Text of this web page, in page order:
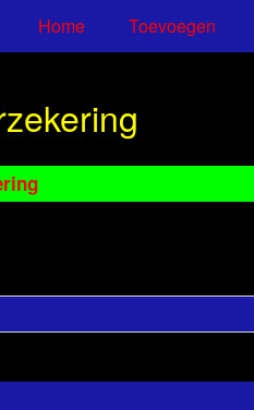
Home Toevoegen